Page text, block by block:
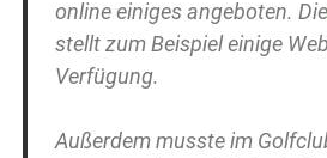
online einiges angeboten. Die
stellt zum Beispiel einige
Verfügung.
Außerdem musste im